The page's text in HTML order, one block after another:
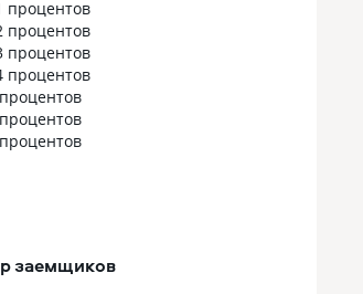
процентов
процентов
процентов
процентов
заемщиков